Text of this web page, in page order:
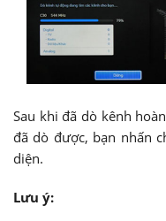
Sau khi đã dò kênh
đã dò được, bạn nhấn
diện.
Lưu ý: